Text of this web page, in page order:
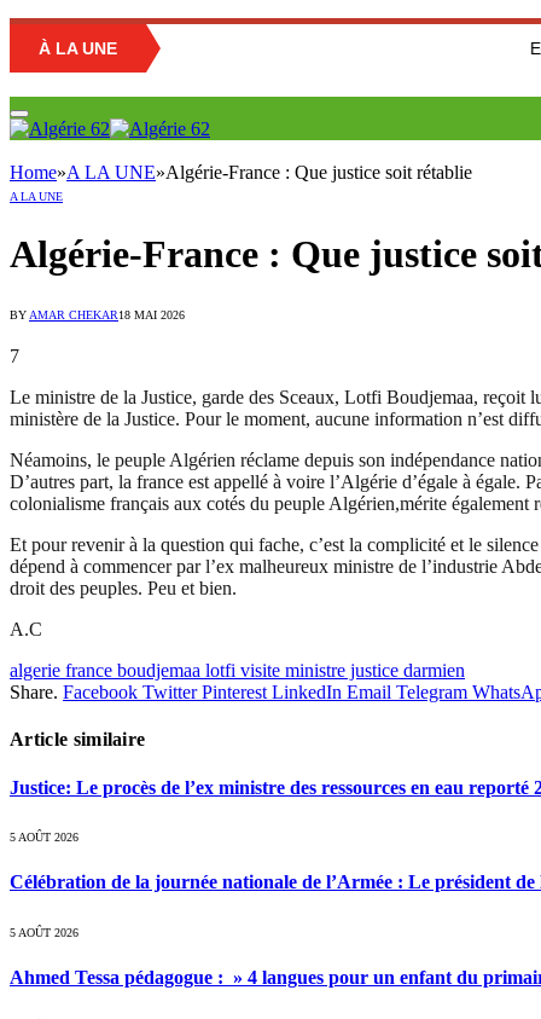
À LA UNE Education
Home»A LA UNE»Algérie-France : Que justice soit rétablie
A LA UNE
Algérie-France : Que justice
BYAMAR CHEKAR18 MAI 2026
7
Le ministre de la Justice, garde des Sceaux, Lotfi Boudjemaa, reçoit
ministère de la Justice. Pour le moment, aucune information n’est
Néamoins, le peuple Algérien réclame depuis son indépendance
D’autres part, la france est appellé à voire l’Algérie d’égale à
colonialisme français aux cotés du peuple Algérien,mérite également
Et pour revenir à la question qui fache, c’est la complicité et le
dépend à commencer par l’ex malheureux ministre de l’industrie
droit des peuples. Peu et bien.
A.C
algerie france boudjemaa lotfi visite ministre justice darmien
Share. Facebook Twitter Pinterest LinkedIn Email Telegram
Article similaire
Justice: Le procès de l’ex ministre des ressources en eau reporté
5 AOÛT 2026
Célébration de la journée nationale de l’Armée : Le président
5 AOÛT 2026
Ahmed Tessa pédagogue : » 4 langues pour un enfant du